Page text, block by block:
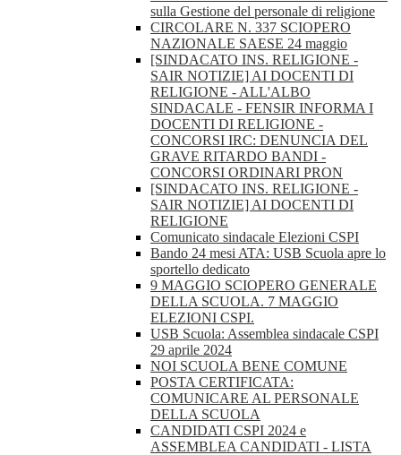
sulla Gestione del personale di religione
CIRCOLARE N. 337 SCIOPERO
NAZIONALE SAESE 24 maggio
[SINDACATO INS. RELIGIONE -
SAIR NOTIZIE] AI DOCENTI DI
RELIGIONE - ALL'ALBO
SINDACALE - FENSIR INFORMA I
DOCENTI DI RELIGIONE -
CONCORSI IRC: DENUNCIA DEL
GRAVE RITARDO BANDI -
CONCORSI ORDINARI PRON
[SINDACATO INS. RELIGIONE -
SAIR NOTIZIE] AI DOCENTI DI
RELIGIONE
Comunicato sindacale Elezioni CSPI
Bando 24 mesi ATA: USB Scuola apre lo
sportello dedicato
9 MAGGIO SCIOPERO GENERALE
DELLA SCUOLA. 7 MAGGIO
ELEZIONI CSPI.
USB Scuola: Assemblea sindacale CSPI
29 aprile 2024
NOI SCUOLA BENE COMUNE
POSTA CERTIFICATA:
COMUNICARE AL PERSONALE
DELLA SCUOLA
CANDIDATI CSPI 2024 e
ASSEMBLEA CANDIDATI - LISTA